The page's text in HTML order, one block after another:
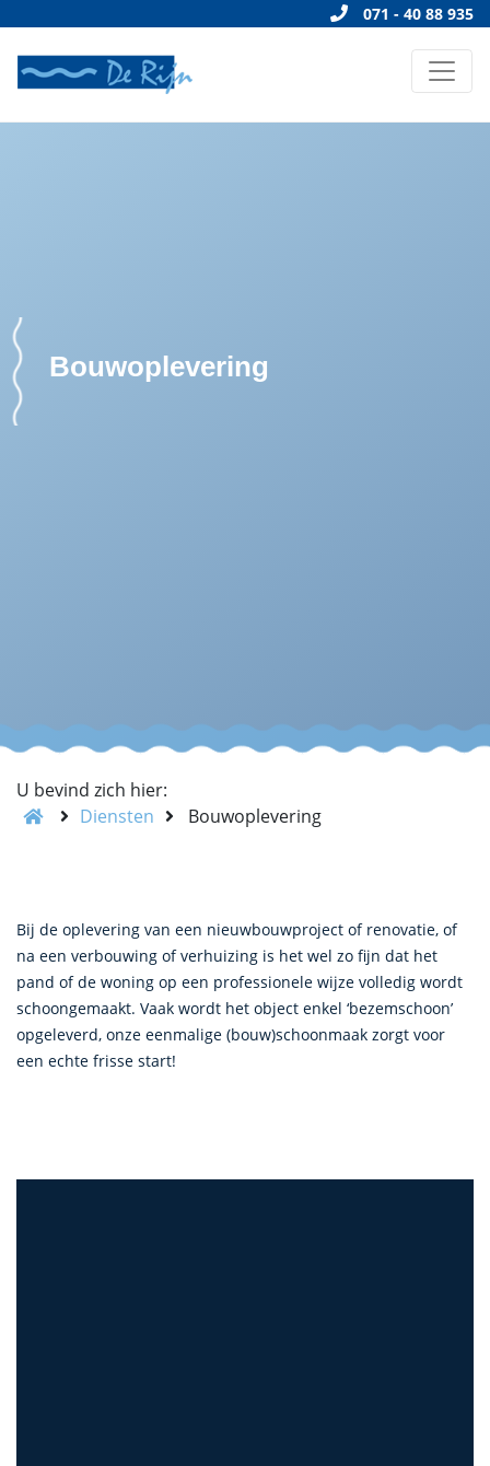
071 - 40 88 935
Bouwoplevering
U bevind zich hier:
Diensten
Bouwoplevering
Bij de oplevering van een nieuwbouwproject of renovatie, of
na een verbouwing of verhuizing is het wel zo fijn dat het
pand of de woning op een professionele wijze volledig wordt
schoongemaakt. Vaak wordt het object enkel ‘bezemschoon’
opgeleverd, onze eenmalige (bouw)schoonmaak zorgt voor
een echte frisse start!